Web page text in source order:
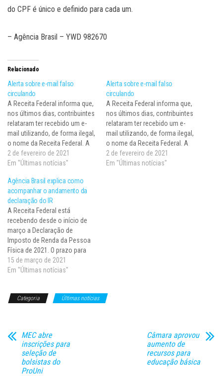
do CPF é único e definido para cada um.
– Agência Brasil – YWD 982670
Relacionado
Alerta sobre e-mail falso
circulando
A Receita Federal informa que,
nos últimos dias, contribuintes
relataram ter recebido um e-
mail utilizando, de forma ilegal,
o nome da Receita Federal. A
mensagem alega que, com
base em análise da entrega da
Renda da pessoa, foram
encontrados problemas
relacionados ao Cadastro de
Pessoas Físicas…
2 de fevereiro de 2021
Em "Últimas notícias"
Alerta sobre e-mail falso
circulando
A Receita Federal informa que,
nos últimos dias, contribuintes
relataram ter recebido um e-
mail utilizando, de forma ilegal,
o nome da Receita Federal. A
mensagem alega que, com
base em análise da entrega da
2 de fevereiro de 2021
Em "Últimas notícias"
Agência Brasil explica como
acompanhar o andamento da
declaração do IR
A Receita Federal está
recebendo desde o início de
março a Declaração de
Imposto de Renda da Pessoa
Física de 2021. O prazo para
entrega do documento vai até
30 de abril. Deve enviar a
calendário 2020, rendimentos
15 de março de 2021
Em "Últimas notícias"
Categoria Últimas notícias
MEC abre
inscrições para
seleção de
bolsistas do
ProUni
Câmara aprovou
aumento de
recursos para
educação básica